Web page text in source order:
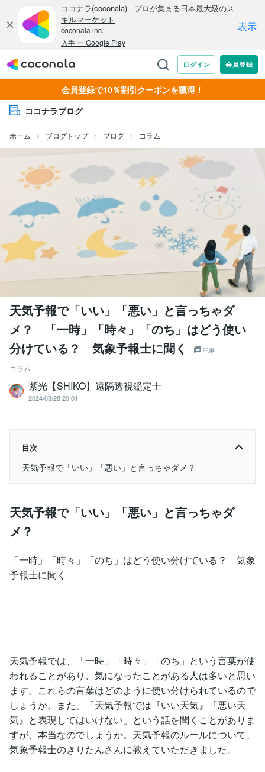
会員登録で10％割引クーポンを獲得！
ココナラブログ
ホーム ブログトップ ブログ コラム
天気予報で「いい」「悪い」と言っちゃダ
メ？ 「一時」「時々」「のち」はどう使い
分けている？ 気象予報士に聞く
記事
コラム
紫光【SHIKO】遠隔透視鑑定士
2024/03/28 20:01
目次
天気予報で「いい」「悪い」と言っちゃダメ？
天気予報で「いい」「悪い」と言っちゃダ
メ？
「一時」「時々」「のち」はどう使い分けている？ 気象
予報士に聞く
天気予報では、「一時」「時々」「のち」という言葉が使
われることがあり、気になったことがある人は多いと思い
ます。これらの言葉はどのように使い分けられているので
しょうか。また、「天気予報では『いい天気』『悪い天
気』と表現してはいけない」という話を聞くことがありま
すが、本当なのでしょうか。天気予報のルールについて、
気象予報士のきりたんさんに教えていただきました。